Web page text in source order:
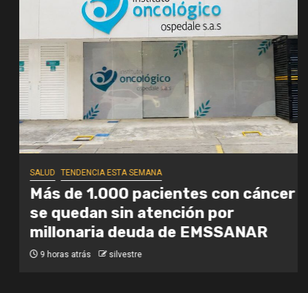
SALUD TENDENCIA ESTA SEMANA
Más de 1.000 pacientes con cáncer
se quedan sin atención por
millonaria deuda de EMSSANAR
9 horas atrás silvestre